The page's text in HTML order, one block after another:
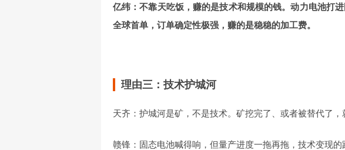
亿纬：不靠天吃饭，赚的是技术和规模的钱。动力电池打
全球首单，订单确定性极强，赚的是稳稳的加工费。
理由三：技术护城河
天齐：护城河是矿，不是技术。矿挖完了、或者被替代了，
赣锋：固态电池喊得响，但量产进度一拖再拖，技术变现的